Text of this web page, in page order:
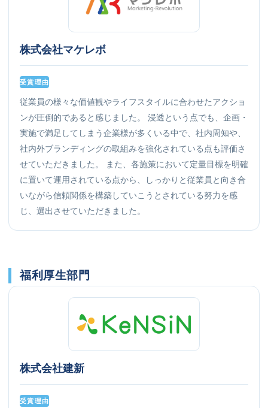
株式会社マケレボ
受賞理由
従業員の様々な価値観やライフスタイルに合わせたアクショ
ンが圧倒的であると感じました。 浸透という点でも、企画・
実施で満足してしまう企業様が多くいる中で、社内周知や、
社内外ブランディングの取組みを強化されている点も評価さ
せていただきました。 また、各施策において定量目標を明確
に置いて運用されている点から、しっかりと従業員と向き合
いながら信頼関係を構築していこうとされている努力を感
じ、選出させていただきました。
福利厚生部門
株式会社建新
受賞理由